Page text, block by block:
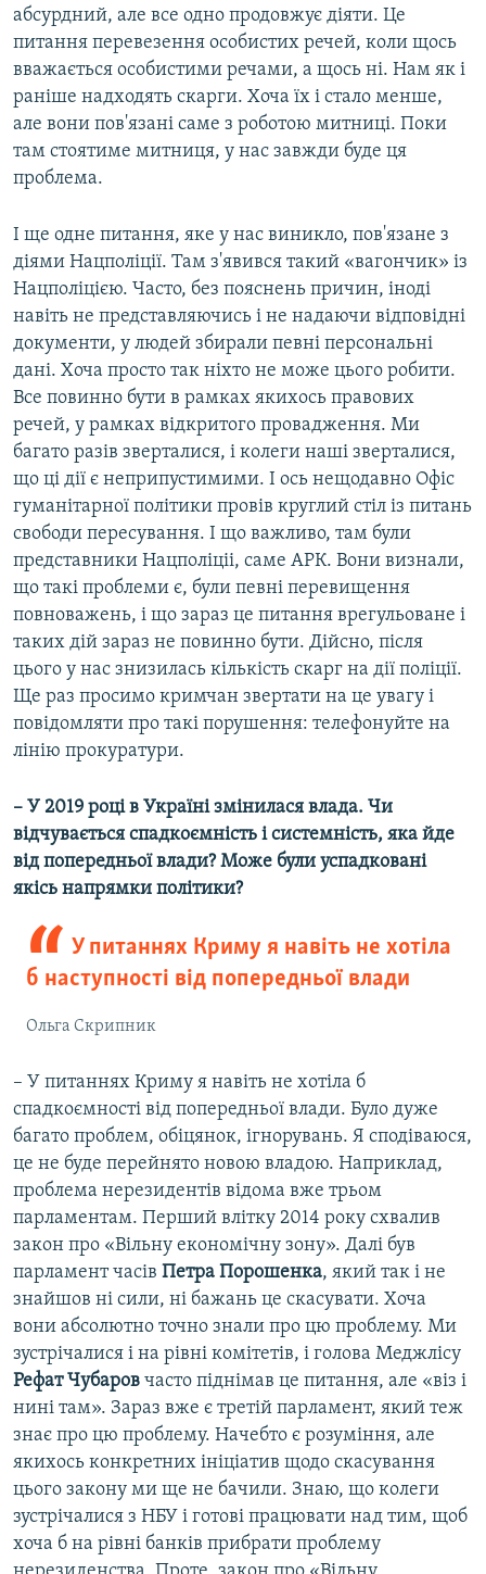
абсурдний, але все одно продовжує діяти. Це
питання перевезення особистих речей, коли щось
вважається особистими речами, а щось ні. Нам як і
раніше надходять скарги. Хоча їх і стало менше,
але вони пов'язані саме з роботою митниці. Поки
там стоятиме митниця, у нас завжди буде ця
проблема.
І ще одне питання, яке у нас виникло, пов'язане з
діями Нацполіції. Там з'явився такий «вагончик» із
Нацполіцією. Часто, без пояснень причин, іноді
навіть не представляючись і не надаючи відповідні
документи, у людей збирали певні персональні
дані. Хоча просто так ніхто не може цього робити.
Все повинно бути в рамках якихось правових
речей, у рамках відкритого провадження. Ми
багато разів зверталися, і колеги наші зверталися,
що ці дії є неприпустимими. І ось нещодавно Офіс
гуманітарної політики провів круглий стіл із питань
свободи пересування. І що важливо, там були
представники Нацполіціі, саме АРК. Вони визнали,
що такі проблеми є, були певні перевищення
повноважень, і що зараз це питання врегульоване і
таких дій зараз не повинно бути. Дійсно, після
цього у нас знизилась кількість скарг на дії поліції.
Ще раз просимо кримчан звертати на це увагу і
повідомляти про такі порушення: телефонуйте на
лінію прокуратури.
– У 2019 році в Україні змінилася влада. Чи
відчувається спадкоємність і системність, яка йде
від попередньої влади? Може були успадковані
якісь напрямки політики?
У питаннях Криму я навіть не хотіла
б наступності від попередньої влади
Ольга Скрипник
– У питаннях Криму я навіть не хотіла б
спадкоємності від попередньої влади. Було дуже
багато проблем, обіцянок, ігнорувань. Я сподіваюся,
це не буде перейнято новою владою. Наприклад,
проблема нерезидентів відома вже трьом
парламентам. Перший влітку 2014 року схвалив
закон про «Вільну економічну зону». Далі був
парламент часів Петра Порошенка, який так і не
знайшов ні сили, ні бажань це скасувати. Хоча
вони абсолютно точно знали про цю проблему. Ми
зустрічалися і на рівні комітетів, і голова Меджлісу
Рефат Чубаров часто піднімав це питання, але «віз і
нині там». Зараз вже є третій парламент, який теж
знає про цю проблему. Начебто є розуміння, але
якихось конкретних ініціатив щодо скасування
цього закону ми ще не бачили. Знаю, що колеги
зустрічалися з НБУ і готові працювати над тим, щоб
хоча б на рівні банків прибрати проблему